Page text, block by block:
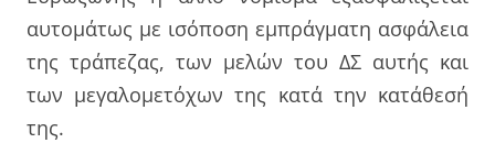
αυτομάτως με ισόποση εμπράγματη ασφάλεια
της τράπεζας, των μελών του ΔΣ αυτής και
των μεγαλομετόχων της κατά την κατάθεσή
της.